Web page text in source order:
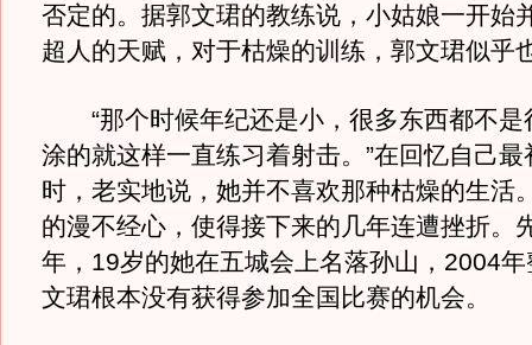
否定的。据郭文珺的教练说，小姑娘一开始
超人的天赋，对于枯燥的训练，郭文珺似乎
“那个时候年纪还是小，很多东西都不是
涂的就这样一直练习着射击。”在回忆自己
时，老实地说，她并不喜欢那种枯燥的生活
的漫不经心，使得接下来的几年连遭挫折。
年，19岁的她在五城会上名落孙山，2004
文珺根本没有获得参加全国比赛的机会。